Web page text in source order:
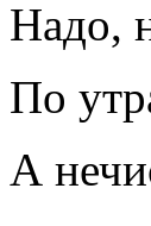
Надо,
По
А